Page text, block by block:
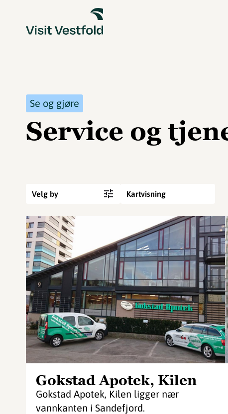
Se og gjøre
Service og
Velg by Kartvisning
Gokstad Apotek, Kilen
Gokstad Apotek, Kilen ligger nær
vannkanten i Sandefjord.